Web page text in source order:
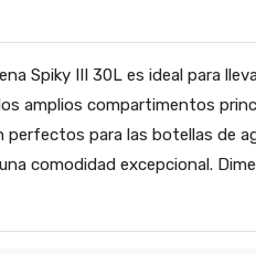
Spiky III 30L es ideal para
amplios compartimentos
perfectos para las botellas de
comodidad excepcional.